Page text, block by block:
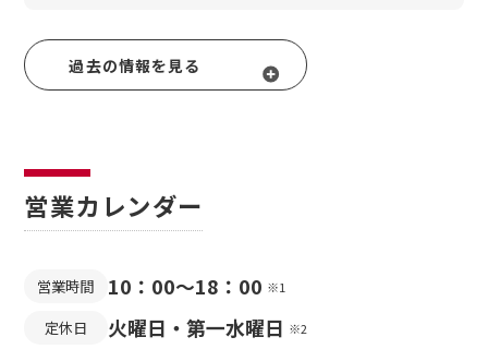
過去の情報を見る
営業カレンダー
営業時間 10：00～18：00 ※1
定休日 火曜日・第一水曜日 ※2